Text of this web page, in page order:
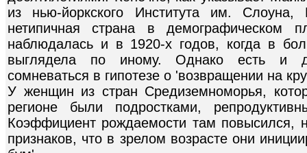
из нью-йоркского Института им.
нетипичная страна в демографическом
наблюдалась и в 1920-х годов, когда в
выглядела по иному. Однако есть и
сомневаться в гипотезе о 'возвращении на
У женщин из стран Средиземноморья,
регионе были подростками,
Коэффициент рождаемости там повысился,
признаков, что в зрелом возрасте они